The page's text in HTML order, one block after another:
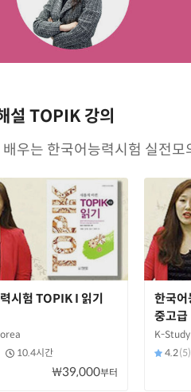
설 TOPIK 강의
우는 한국어능력시험 실전모
시험 TOPIK I 읽기
10.4시간
₩39,000부터
한국어
중고급
K-
4.2(5)